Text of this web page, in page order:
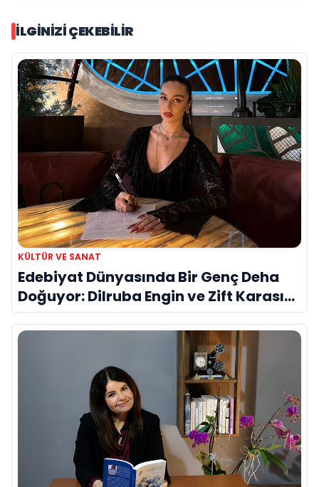
İLGINIZI ÇEKEBILIR
KÜLTÜR VE SANAT
Edebiyat Dünyasında Bir Genç Deha
Doğuyor: Dilruba Engin ve Zift Karası
Evreni ‘AVENOİR’